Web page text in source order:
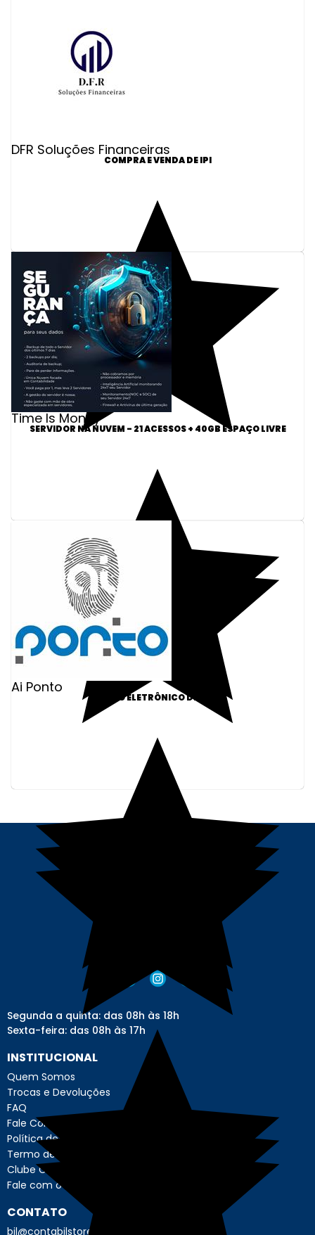
DFR Soluções Financeiras
COMPRA E VENDA DE IPI
Time Is Money
SERVIDOR NA NUVEM - 21 ACESSOS + 40GB ESPAÇO LIVRE
Ai Ponto
PONTO ELETRÔNICO DIGITAL
Segunda a quinta: das 08h às 18h
Sexta-feira: das 08h às 17h
INSTITUCIONAL
Quem Somos
Trocas e Devoluções
FAQ
Fale Conosco
Política de Privacidade
Termo de Uso - Usuário
Clube Contábil Store
Fale com o Encarregado de Dados
CONTATO
bil@contabilstore.org.br